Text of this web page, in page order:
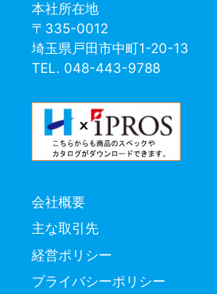
本社所在地
〒335-0012
埼玉県戸田市中町1-20-13
TEL. 048-443-9788
会社概要
主な取引先
経営ポリシー
プライバシーポリシー